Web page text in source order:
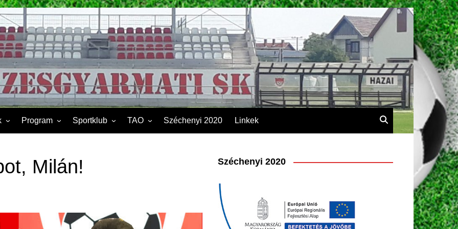
Program Sportklub
Kapcsolat
Éves beszámoló
TAO
2024
Széchenyi 2020 Linkek
Milán! Széchenyi 2020